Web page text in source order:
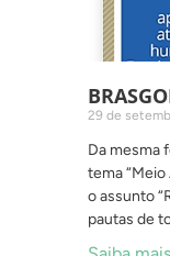
29 de
Da mesma
tema
o assunto
pautas de